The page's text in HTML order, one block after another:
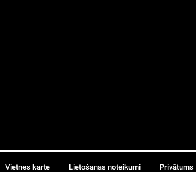
Vietnes karte Lietošanas noteikumi Privātums